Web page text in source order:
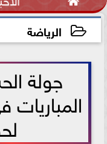
الرياضة
جولة
المباريات